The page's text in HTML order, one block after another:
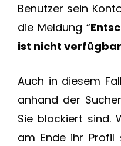
Benutzer sein
die Meldung “
ist nicht
Auch in diesem
anhand der
Sie blockiert sind.
am Ende ihr